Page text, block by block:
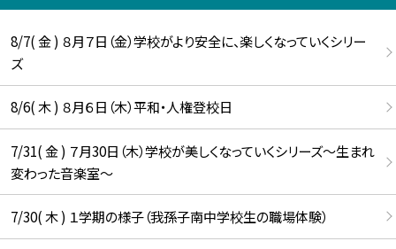
8/7( 金 ) ８月７日（金）学校がより安全に、楽しくなっていくシリー
ズ
8/6( 木 ) ８月６日（木）平和・人権登校日
7/31( 金 ) ７月30日（木）学校が美しくなっていくシリーズ～生まれ
変わった音楽室～
7/30( 木 ) １学期の様子（我孫子南中学校生の職場体験）